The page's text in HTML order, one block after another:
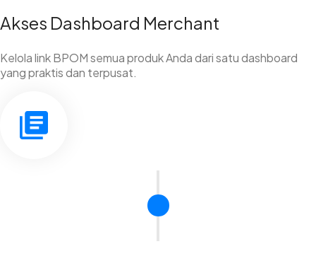
Akses Dashboard Merchant
Kelola link BPOM semua produk Anda dari satu dashboard
yang praktis dan terpusat.